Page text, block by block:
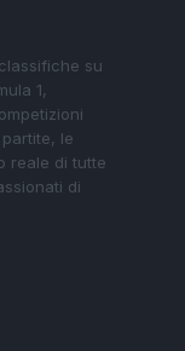
su
1,
le
reale di tutte
di